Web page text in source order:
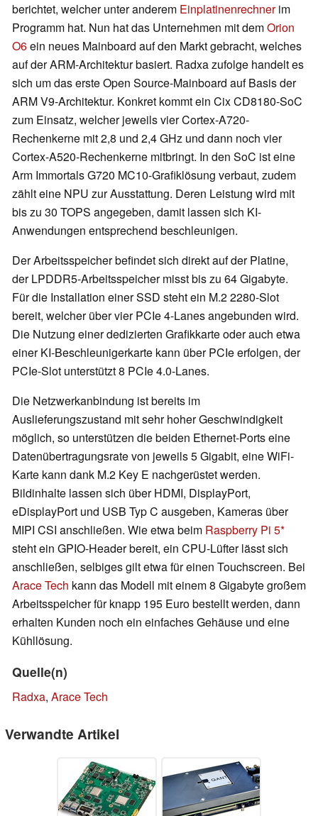
berichtet, welcher unter anderem Einplatinenrechnerim
Programm hat. Nun hat das Unternehmen mit demOrion
O6ein neues Mainboard auf den Markt gebracht, welches
auf der ARM-Architektur basiert. Radxa zufolge handelt es
sich um das erste Open Source-Mainboard auf Basis der
ARM V9-Architektur. Konkret kommt ein Cix CD8180-SoC
zum Einsatz, welcher jeweils vier Cortex-A720-
Rechenkerne mit 2,8 und 2,4 GHz und dann noch vier
Cortex-A520-Rechenkerne mitbringt. In den SoC ist eine
Arm Immortals G720 MC10-Grafiklösung verbaut, zudem
zählt eine NPU zur Ausstattung. Deren Leistung wird mit
bis zu 30 TOPS angegeben, damit lassen sich KI-
Anwendungen entsprechend beschleunigen.
Der Arbeitsspeicher befindet sich direkt auf der Platine,
der LPDDR5-Arbeitsspeicher misst bis zu 64 Gigabyte.
Für die Installation einer SSD steht ein M.2 2280-Slot
bereit, welcher über vier PCIe 4-Lanes angebunden wird.
Die Nutzung einer dedizierten Grafikkarte oder auch etwa
einer KI-Beschleunigerkarte kann über PCIe erfolgen, der
PCIe-Slot unterstützt 8 PCIe 4.0-Lanes.
Die Netzwerkanbindung ist bereits im
Auslieferungszustand mit sehr hoher Geschwindigkeit
möglich, so unterstützen die beiden Ethernet-Ports eine
Datenübertragungsrate von jeweils 5 Gigabit, eine WiFi-
Karte kann dank M.2 Key E nachgerüstet werden.
Bildinhalte lassen sich über HDMI, DisplayPort,
eDisplayPort und USB Typ C ausgeben, Kameras über
MIPI CSI anschließen. Wie etwa beim Raspberry Pi 5
steht ein GPIO-Header bereit, ein CPU-Lüfter lässt sich
anschließen, selbiges gilt etwa für einen Touchscreen. Bei
Arace Tech kann das Modell mit einem 8 Gigabyte großem
Arbeitsspeicher für knapp 195 Euro bestellt werden, dann
erhalten Kunden noch ein einfaches Gehäuse und eine
Kühllösung.
Quelle(n)
Radxa, Arace Tech
Verwandte Artikel